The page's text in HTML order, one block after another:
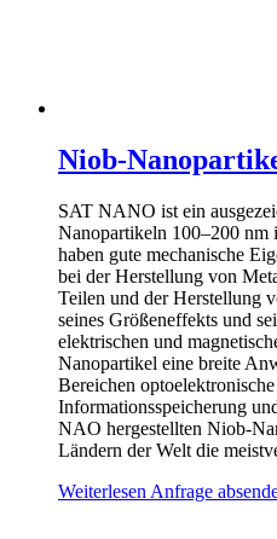
Niob-
SAT NANO ist ein
Nanopartikeln 100–200
haben gute mechanische
bei der Herstellung von
Teilen und der Herstellung
seines Größeneffekts und
elektrischen und
Nanopartikel eine breite
Bereichen
Informationsspeicherung
NAO hergestellten Niob-
Ländern der Welt die
Weiterlesen Anfrage